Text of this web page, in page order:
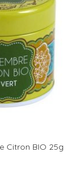
Citron BIO 25g